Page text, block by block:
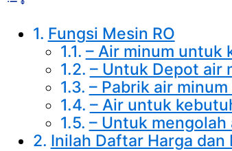
Fungsi Mesin RO
– Air minum untuk
– Untuk Depot air
– Pabrik air minum
– Air untuk
– Untuk
Inilah Daftar Harga dan